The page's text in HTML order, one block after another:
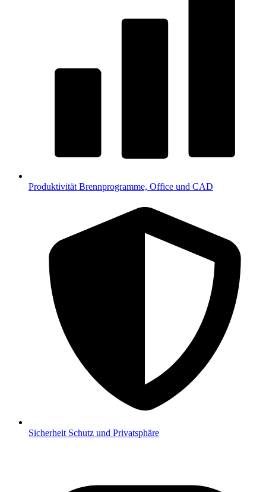
Produktivität Brennprogramme, Office und CAD
Sicherheit Schutz und Privatsphäre